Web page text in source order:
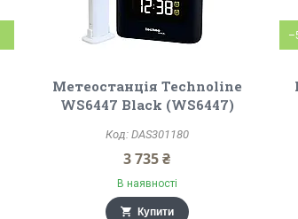
Метеостанція Technoline
WS6447 Black (WS6447)
DAS301180
3 735 ₴
В наявності
Купити